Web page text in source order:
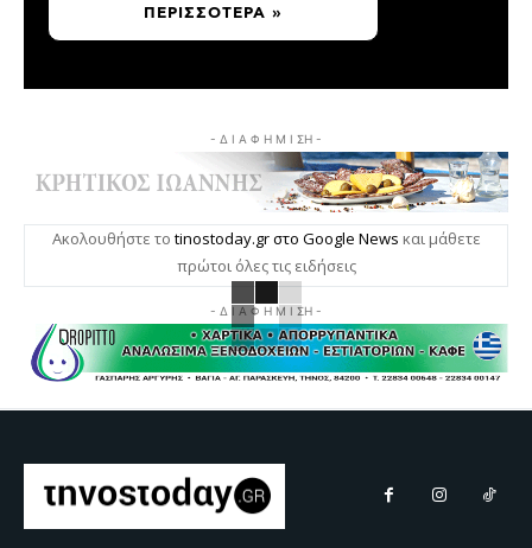
ΠΕΡΙΣΣΌΤΕΡΑ »
- Δ Ι Α Φ Η Μ Ι ΣΗ -
Ακολουθήστε το tinostoday.gr στο Google News και μάθετε
πρώτοι όλες τις ειδήσεις
- Δ Ι Α Φ Η Μ Ι ΣΗ -